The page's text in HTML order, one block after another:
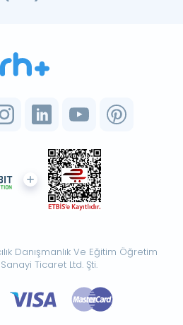
Danışmanlık Ve Eğitim Öğretim
Ticaret Ltd. Şti.